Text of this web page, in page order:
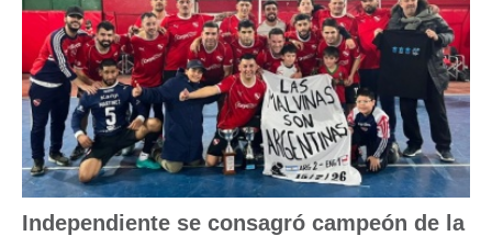
Independiente se consagró campeón de la